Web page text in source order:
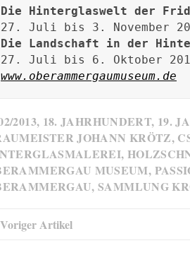
Die Hinterglaswelt der
Die Landschaft in der
www.oberammergaumuseum.de
2013, 18. JAHRHUNDERT, 19.
JOHANN KRÖTZ,
,
MUSEUM,
,SAMMLUNG
Artikel